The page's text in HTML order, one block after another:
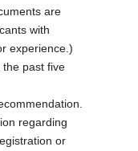
are
with
experience.)
the past five
regarding
or